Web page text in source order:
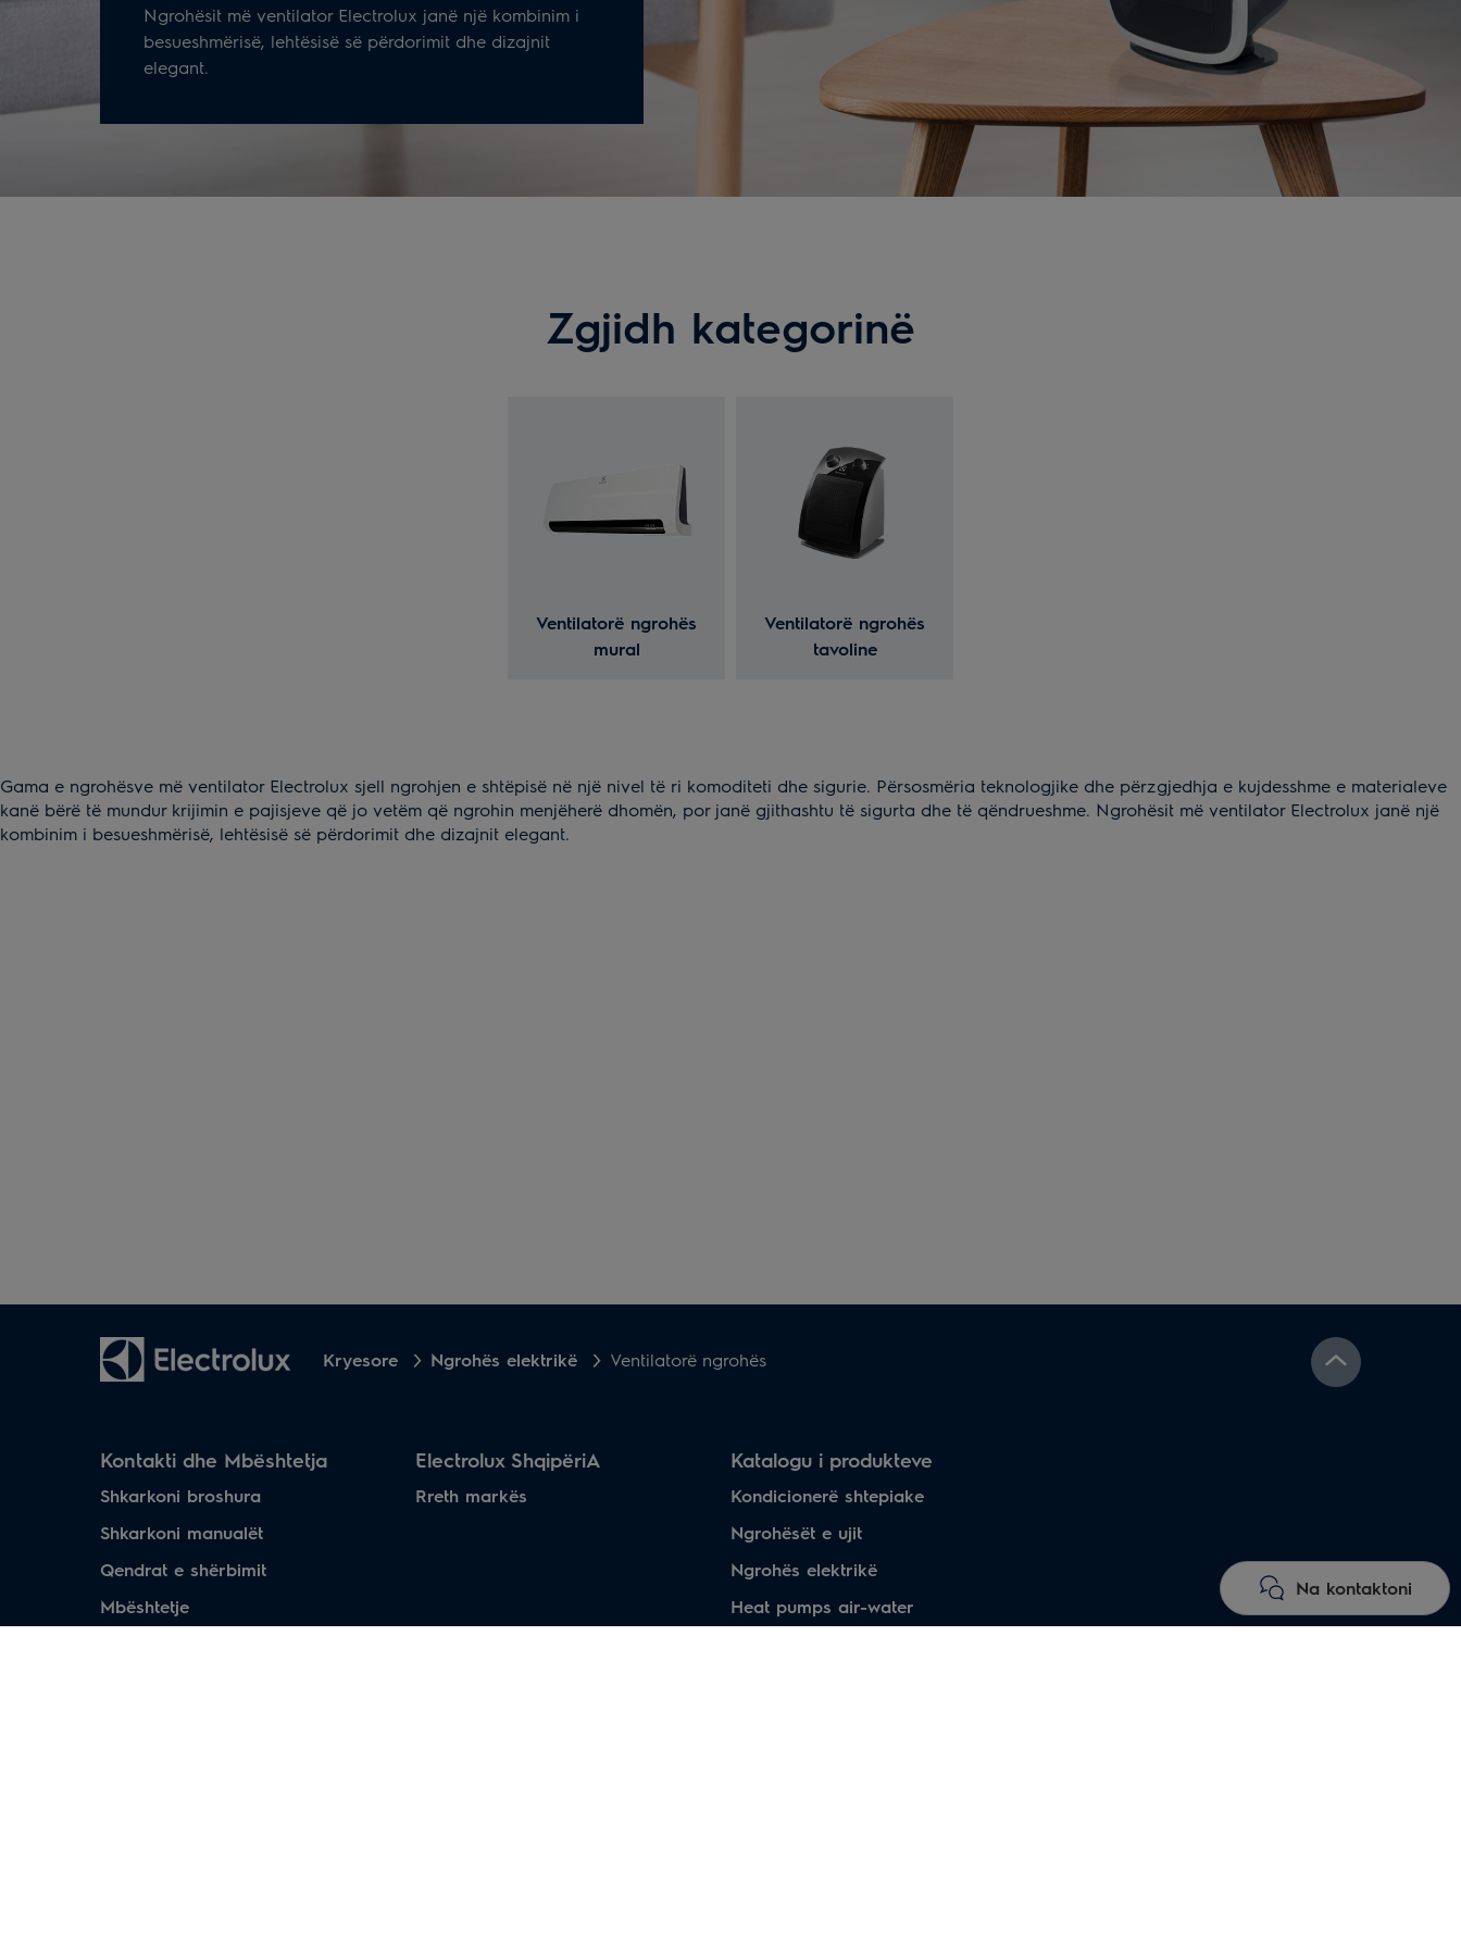
Na kontaktoni
Ngrohësit më ventilator Electrolux janë një kombinim i
besueshmërisë, lehtësisë së përdorimit dhe dizajnit
elegant.
Zgjidh kategorinë
Ventilatorë ngrohës
mural
Ventilatorë ngrohës
tavoline
Gama e ngrohësve më ventilator Electrolux sjell ngrohjen e shtëpisë në një nivel të ri komoditeti dhe sigurie. Përsosmëria teknologjike dhe përzgjedhja e kujdesshme e materialeve
kanë bërë të mundur krijimin e pajisjeve që jo vetëm që ngrohin menjëherë dhomën, por janë gjithashtu të sigurta dhe të qëndrueshme. Ngrohësit më ventilator Electrolux janë një
kombinim i besueshmërisë, lehtësisë së përdorimit dhe dizajnit elegant.
Kryesore Ngrohës elektrikë Ventilatorë ngrohës
Kontakti dhe Mbështetja
Shkarkoni broshura
Shkarkoni manualët
Qendrat e shërbimit
Mbështetje
Electrolux ShqipëriA
Rreth markës
Katalogu i produkteve
Kondicionerë shtepiake
Ngrohësët e ujit
Ngrohës elektrikë
Heat pumps air-water